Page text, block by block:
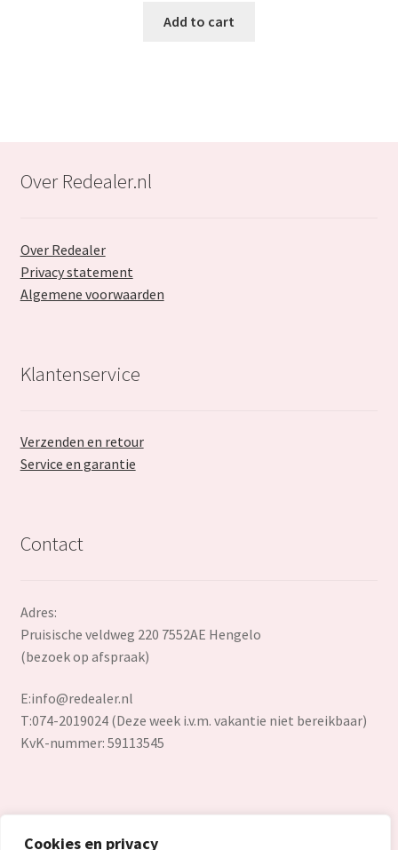
Cookies en privacy
was:
Add to cart
Over Redealer.nl
Over Redealer
Privacy statement
Algemene voorwaarden
Klantenservice
Verzenden en retour
Service en garantie
Contact
Adres:
Pruisische veldweg 220 7552AE Hengelo
(bezoek op afspraak)
E:info@redealer.nl
T:074-2019024 (Deze week i.v.m. vakantie niet bereikbaar)
KvK-nummer: 59113545